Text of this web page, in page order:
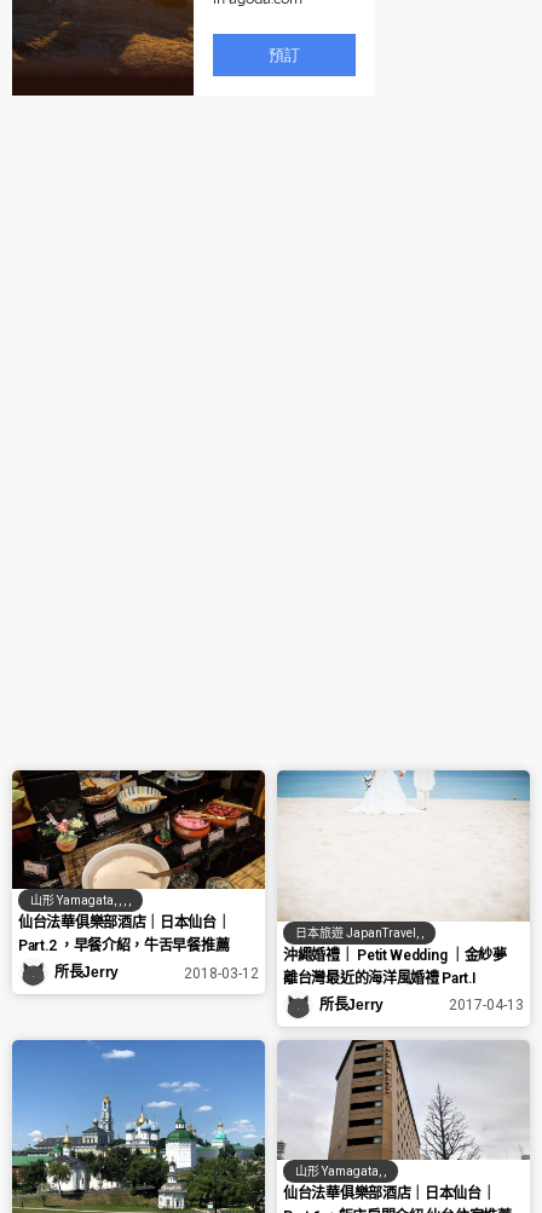
山形 Yamagata, , , ,
仙台法華俱樂部酒店｜日本仙台｜
Part.2 ，早餐介紹，牛舌早餐推薦
所長Jerry
2018-03-12
日本旅遊 JapanTravel
沖繩婚禮｜ Petit Wedding ｜金紗夢
離台灣最近的海洋風婚禮 Part.I
所長Jerry
2017-04-13
山形 Yamagata
仙台法華俱樂部酒店｜日本仙台｜